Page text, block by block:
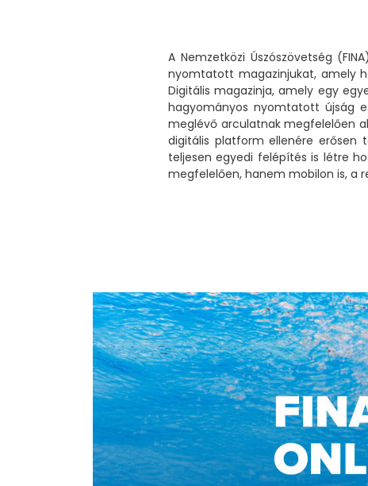
A Nemzetközi Úszószövetség
nyomtatott magazinjukat, amely
Digitális magazinja, amely egy
hagyományos nyomtatott újság
meglévő arculatnak megfelelően
digitális platform ellenére erősen
teljesen egyedi felépítés is létre
megfelelően, hanem mobilon is, a